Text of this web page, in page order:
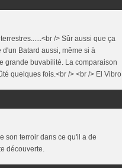
/> Sûr aussi que ça
Batard aussi, même si à
grande buvabilité. La comparaison
quelques fois.<br /> <br /> El Vibro
son terroir dans ce qu'il a de
découverte.